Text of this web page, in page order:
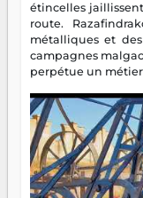
étincelles
route.
métalliques et
campagnes
perpétue un